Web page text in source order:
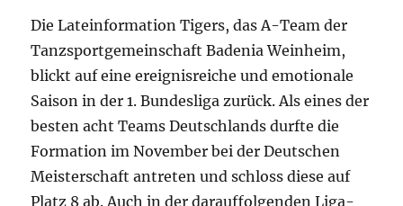
Die Lateinformation Tigers, das A-Team der
Tanzsportgemeinschaft Badenia Weinheim,
blickt auf eine ereignisreiche und emotionale
Saison in der 1. Bundesliga zurück. Als eines der
besten acht Teams Deutschlands durfte die
Formation im November bei der Deutschen
Meisterschaft antreten und schloss diese auf
Platz 8 ab. Auch in der darauffolgenden Liga-